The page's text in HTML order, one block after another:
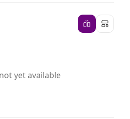
yet available